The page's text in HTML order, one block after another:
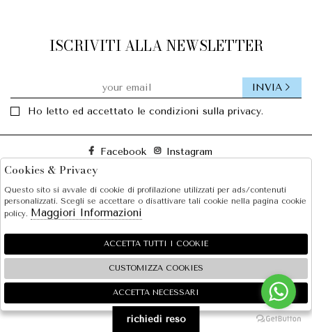
ISCRIVITI ALLA NEWSLETTER
Ho letto ed accettato le condizioni sulla privacy.
INVIA
Facebook Instagram
SOLE S.R.L.
SHOPPING
EXTRA
2026 SOLE S.R.L. - P.iva : 07456781215 Powered byAteliersocietàgruppo Zucchetti
🍪
richiedi reso
Cookies & Privacy
Questo sito si avvale di cookie di profilazione utilizzati per ads/contenuti
personalizzati. Scegli se accettare o disattivare tali cookie nella pagina cookie
policy. Maggiori Informazioni
ACCETTA TUTTI I COOKIE
CUSTOMIZZA COOKIES
ACCETTA NECESSARI